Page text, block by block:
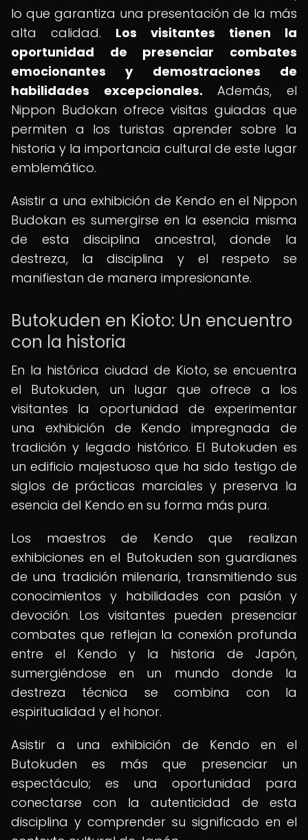
lo que garantiza una presentación de la más
alta calidad. Los visitantes tienen la
oportunidad de presenciar combates
emocionantes y demostraciones de
habilidades excepcionales. Además, el
Nippon Budokan ofrece visitas guiadas que
permiten a los turistas aprender sobre la
historia y la importancia cultural de este lugar
emblemático.
Asistir a una exhibición de Kendo en el Nippon
Budokan es sumergirse en la esencia misma
de esta disciplina ancestral, donde la
destreza, la disciplina y el respeto se
manifiestan de manera impresionante.
Butokuden en Kioto: Un encuentro
con la historia
En la histórica ciudad de Kioto, se encuentra
el Butokuden, un lugar que ofrece a los
visitantes la oportunidad de experimentar
una exhibición de Kendo impregnada de
tradición y legado histórico. El Butokuden es
un edificio majestuoso que ha sido testigo de
siglos de prácticas marciales y preserva la
esencia del Kendo en su forma más pura.
Los maestros de Kendo que realizan
exhibiciones en el Butokuden son guardianes
de una tradición milenaria, transmitiendo sus
conocimientos y habilidades con pasión y
devoción. Los visitantes pueden presenciar
combates que reflejan la conexión profunda
entre el Kendo y la historia de Japón,
sumergiéndose en un mundo donde la
destreza técnica se combina con la
espiritualidad y el honor.
Asistir a una exhibición de Kendo en el
Butokuden es más que presenciar un
espectáculo; es una oportunidad para
conectarse con la autenticidad de esta
disciplina y comprender su significado en el